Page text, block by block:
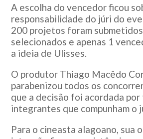
A escolha do vencedor ficou
responsabilidade do júri do
200 projetos foram
selecionados e apenas 1
a ideia de Ulisses.
O produtor Thiago Macêdo
parabenizou todos os
que a decisão foi acordada
integrantes que compunham o
Para o cineasta alagoano, sua